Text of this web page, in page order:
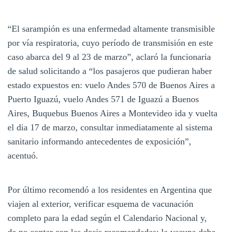
“El sarampión es una enfermedad altamente transmisible
por vía respiratoria, cuyo período de transmisión en este
caso abarca del 9 al 23 de marzo”, aclaró la funcionaria
de salud solicitando a “los pasajeros que pudieran haber
estado expuestos en: vuelo Andes 570 de Buenos Aires a
Puerto Iguazú, vuelo Andes 571 de Iguazú a Buenos
Aires, Buquebus Buenos Aires a Montevideo ida y vuelta
el dia 17 de marzo, consultar inmediatamente al sistema
sanitario informando antecedentes de exposición”,
acentuó.
Por último recomendó a los residentes en Argentina que
viajen al exterior, verificar esquema de vacunación
completo para la edad según el Calendario Nacional y,